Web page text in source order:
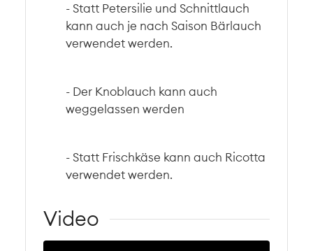
- Statt Petersilie und Schnittlauch
kann auch je nach Saison Bärlauch
verwendet werden.
- Der Knoblauch kann auch
weggelassen werden
- Statt Frischkäse kann auch Ricotta
verwendet werden.
Video